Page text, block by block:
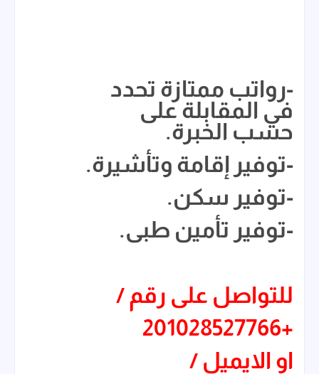
-رواتب ممتازة تحدد
في المقابلة على
حسب الخبرة.
-توفير إقامة وتأشيرة.
-توفير سكن.
-توفير تأمين طبى.
للتواصل على رقم /
+
201028527766
او الايميل /